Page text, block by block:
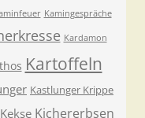
Kamingespräche
Kardamon
Kartoffeln
Kastlunger Krippe
Kekse Kichererbsen